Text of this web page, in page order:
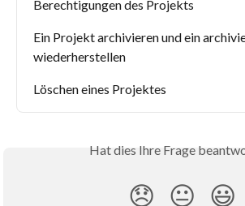
Berechtigungen des Projekts
Ein Projekt archivieren und ein
wiederherstellen
Löschen eines Projektes
Hat dies Ihre Frage
😞 😐 😃